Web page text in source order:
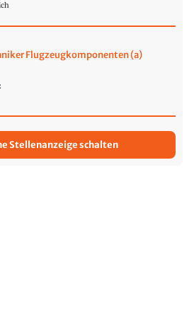
Flugzeugkomponenten (a)
Stellenanzeige schalten